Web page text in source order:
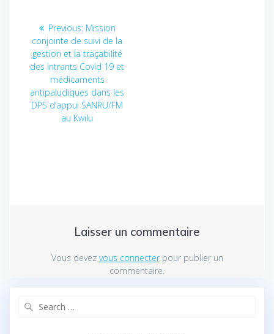
Navigation
l’article
Previous: Previous
post:
Mission
conjointe de suivi de la
gestion et la traçabilité
des intrants Covid 19 et
médicaments
antipaludiques dans les
DPS d’appui SANRU/FM
au Kwilu
Laisser un commentaire
Vous devez vous connecterpour publier un
commentaire.